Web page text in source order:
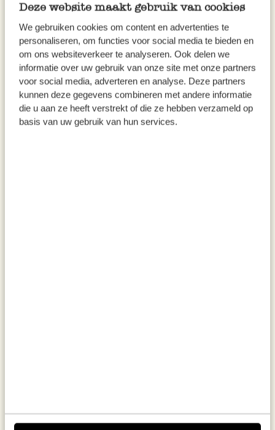
Deze website maakt gebruik van cookies
We gebruiken cookies om content en advertenties te
personaliseren, om functies voor social media te bieden en
om ons websiteverkeer te analyseren. Ook delen we
informatie over uw gebruik van onze site met onze partners
voor social media, adverteren en analyse. Deze partners
kunnen deze gegevens combineren met andere informatie
die u aan ze heeft verstrekt of die ze hebben verzameld op
basis van uw gebruik van hun services.
14,95 29,95